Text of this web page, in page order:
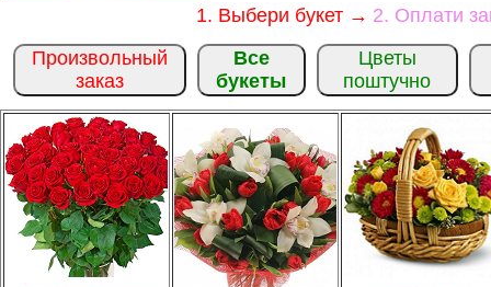
1. Выбери букет → 2. Оплати
Произвольный
заказ
Все
букеты
Цветы
поштучно